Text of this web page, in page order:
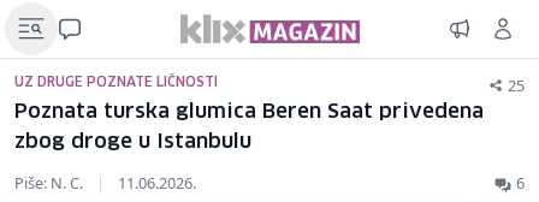
UZ DRUGE POZNATE LIČNOSTI 25
Poznata turska glumica Beren Saat privedena
zbog droge u Istanbulu
Piše: N. C. | 11.06.2026. 6